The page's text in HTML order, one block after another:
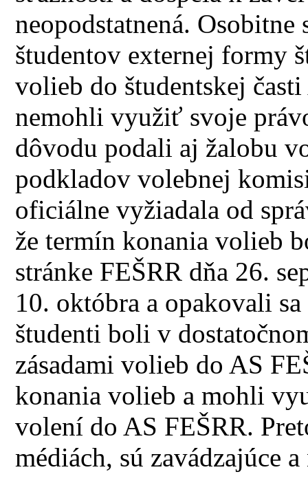
neopodstatnená. Osobitne
študentov externej formy
volieb do študentskej
nemohli využiť svoje
dôvodu podali aj žalobu
podkladov volebnej
oficiálne vyžiadala od
že termín konania volieb
stránke FEŠRR dňa 26.
10. októbra a opakovali
študenti boli v
zásadami volieb do AS
konania volieb a mohli
volení do AS FEŠRR.
médiách, sú zavádzajúce